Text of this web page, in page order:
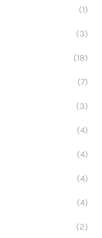
(1)
(3)
(18)
(7)
(3)
(4)
(4)
(4)
(4)
(2)